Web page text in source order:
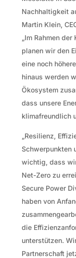
Nachhaltigkeit
Martin Klein,
„Im Rahmen
planen wir den
eine noch
hinaus werden
Ökosystem
dass unsere
klimafreundlich
„Resilienz,
Schwerpunkten
wichtig, dass
Net-Zero zu
Secure Power
haben von
die
unterstützen.
Partnerschaft